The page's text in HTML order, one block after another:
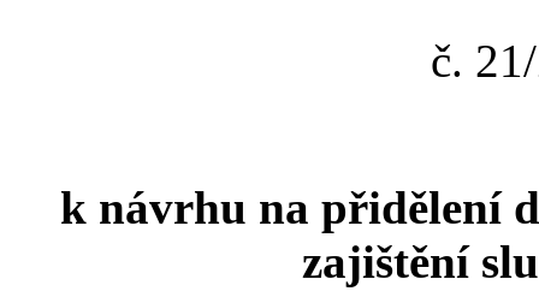
č.
k návrhu na přidělení
zajištění